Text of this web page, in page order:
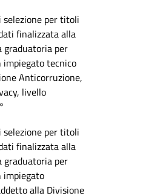
selezione per titoli
finalizzata alla
graduatoria per
impiegato tecnico
Anticorruzione,
livello
selezione per titoli
finalizzata alla
graduatoria per
impiegato
alla Divisione